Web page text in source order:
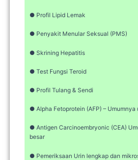
● Profil Lipid Lemak
● Penyakit Menular Seksual (PMS)
● Skrining Hepatitis
● Test Fungsi Teroid
● Profil Tulang & Sendi
● Alpha Fetoprotein (AFP) – Umumnya
● Antigen Carcinoembryonic (CEA)
besar
● Pemeriksaan Urin lengkap dan